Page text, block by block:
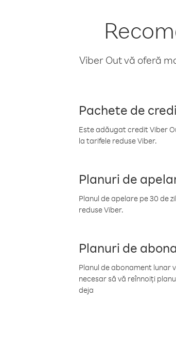
Viber Out vă oferă
Pachete de
Este adăugat credit Viber
la tarifele reduse Viber.
Planuri de
Planul de apelare pe 30 de
reduse Viber.
Planuri de
Planul de abonament lunar
necesar să vă reînnoiți
deja